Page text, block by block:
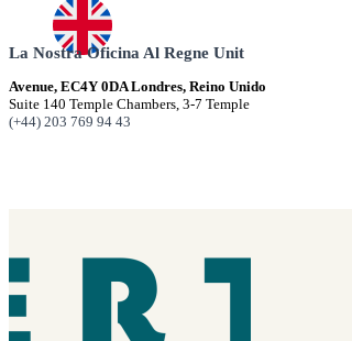
La Nostra Oficina Al Regne Unit
Avenue, EC4Y 0DA Londres, Reino Unido
Suite 140 Temple Chambers, 3-7 Temple
(+44) 203 769 94 43